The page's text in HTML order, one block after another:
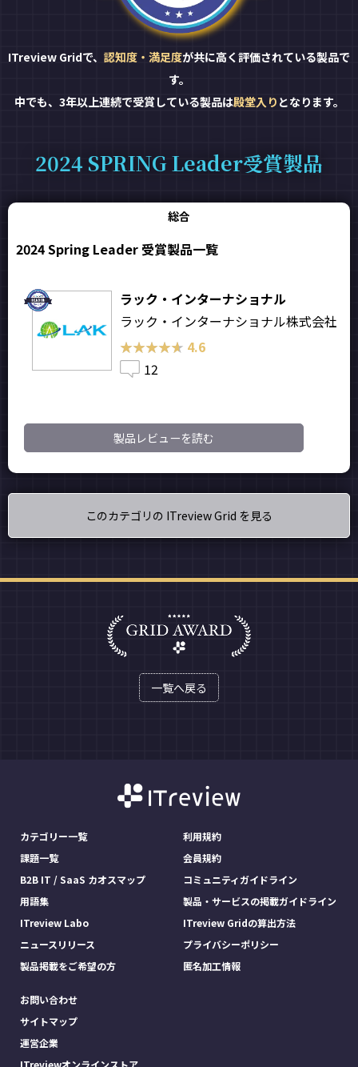
ITreview Gridで、 認知度・満足度が共に高く評価されている製品で
す。
中でも、3年以上連続で受賞している製品は殿堂入り となります。
2024 SPRING Leader受賞製品
総合
2024 Spring Leader 受賞製品一覧
ラック・インターナショナル
ラック・インターナショナル株式会社
★★★★★
★★★★★ 4.6
12
製品レビューを読む
このカテゴリの ITreview Grid を見る
一覧へ戻る
カテゴリー一覧
課題一覧
B2B IT / SaaS カオスマップ
用語集
ITreview Labo
ニュースリリース
製品掲載をご希望の方
利用規約
会員規約
コミュニティガイドライン
製品・サービスの掲載ガイドライン
ITreview Gridの算出方法
プライバシーポリシー
匿名加工情報
お問い合わせ
サイトマップ
運営企業